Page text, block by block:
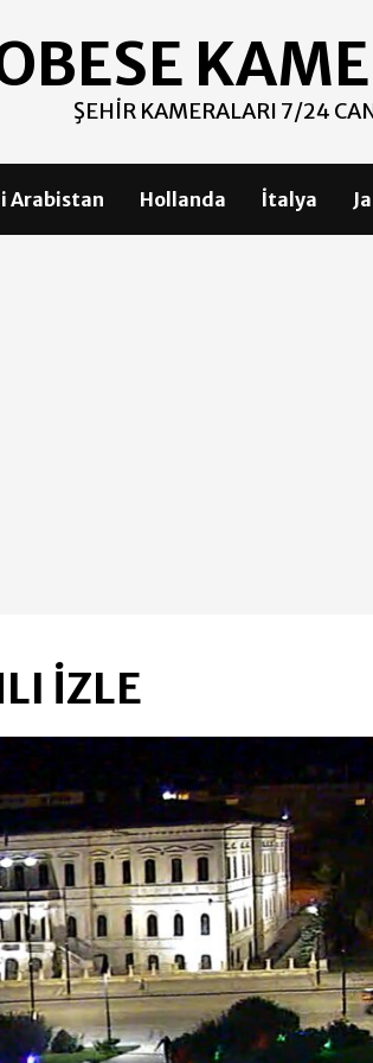
ŞEHIR KAMERALARI 7/24
Arabistan Hollanda İtalya
İZLE